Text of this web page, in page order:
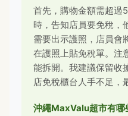
首先，購物金額需超過
時，告知店員要免稅，
需要出示護照，店員會
在護照上貼免稅單。注
能拆開。我建議保留收
店免稅櫃台人手不足，
沖繩MaxValu超市有哪